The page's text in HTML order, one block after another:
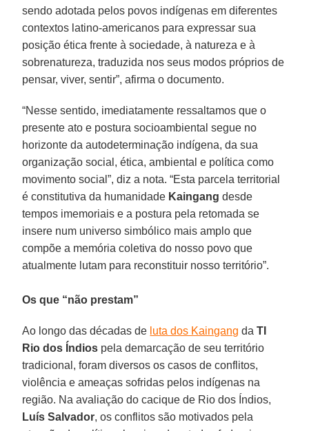
sendo adotada pelos povos indígenas em diferentes
contextos latino-americanos para expressar sua
posição ética frente à sociedade, à natureza e à
sobrenatureza, traduzida nos seus modos próprios de
pensar, viver, sentir”, afirma o documento.
“Nesse sentido, imediatamente ressaltamos que o
presente ato e postura socioambiental segue no
horizonte da autodeterminação indígena, da sua
organização social, ética, ambiental e política como
movimento social”, diz a nota. “Esta parcela territorial
é constitutiva da humanidade Kaingang desde
tempos imemoriais e a postura pela retomada se
insere num universo simbólico mais amplo que
compõe a memória coletiva do nosso povo que
atualmente lutam para reconstituir nosso território”.
Os que “não prestam”
Ao longo das décadas de luta dos Kaingang daTI
Rio dos Índios pela demarcação de seu território
tradicional, foram diversos os casos de conflitos,
violência e ameaças sofridas pelos indígenas na
região. Na avaliação do cacique de Rio dos Índios,
Luís Salvador, os conflitos são motivados pela